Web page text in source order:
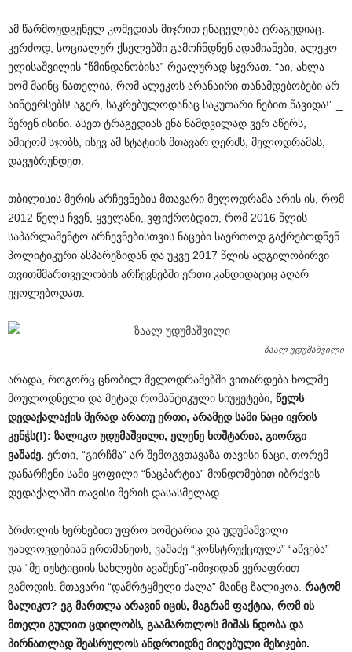
ამ წარმოუდგენელ კომედიას მიჯრით ენაცვლება ტრაგედიაც.
კერძოდ, სოციალურ ქსელებში გამოჩნდნენ ადამიანები, ალეკო
ელისაშვილის “წმინდანობისა” რეალურად სჯერათ. “აი, ახლა
ხომ მაინც ნათელია, რომ ალეკოს არანაირი თანამდებობები არ
აინტერსებს! აგერ, საკრებულოდანაც საკუთარი ნებით წავიდა!” _
წერენ ისინი. ასეთ ტრაგედიას ენა ნამდვილად ვერ აწერს,
ამიტომ სჯობს, ისევ ამ სტატიის მთავარ ღერძს, მელოდრამას,
დავუბრუნდეთ.
თბილისის მერის არჩევნების მთავარი მელოდრამა არის ის, რომ
2012 წელს ჩვენ, ყველანი, ვფიქრობდით, რომ 2016 წლის
საპარლამენტო არჩევნებისთვის ნაცები საერთოდ გაქრებოდნენ
პოლიტიკური ასპარეზიდან და უკვე 2017 წლის ადგილობირვი
თვითმმართველობის არჩევნებში ერთი კანდიდატიც აღარ
ეყოლებოდათ.
ზაალ უდუმაშვილი
არადა, როგორც ცნობილ მელოდრამებში ვითარდება ხოლმე
მოულოდნელი და მეტად რომანტიკული სიუჟეტები, წელს
დედაქალაქის მერად არათუ ერთი, არამედ სამი ნაცი იყრის
კენჭს(!): ზალიკო უდუმაშვილი, ელენე ხოშტარია, გიორგი
ვაშაძე. ერთი, “გირჩმა” არ შემოგვთავაზა თავისი ნაცი, თორემ
დანარჩენი სამი ყოფილი “ნაცპარტია” მონდომებით იბრძვის
დედაქალაში თავისი მერის დასასმელად.
ბრძოლის ხერხებით უფრო ხოშტარია და უდუმაშვილი
უახლოვდებიან ერთმანეთს, ვაშაძე “კონსტრუქციულს” “აწვება”
და “მე იუსტიციის სახლები ავაშენე”-იმიჯიდან ვერაფრით
გამოდის. მთავარი “დამრტყმელი ძალა” მაინც ზალიკოა. რატომ
ზალიკო? ეგ მართლა არავინ იცის, მაგრამ ფაქტია, რომ ის
მთელი გულით ცდილობს, გაამართლოს მიშას ნდობა და
პირნათლად შეასრულოს ანდროიდზე მიღებული მესიჯები.